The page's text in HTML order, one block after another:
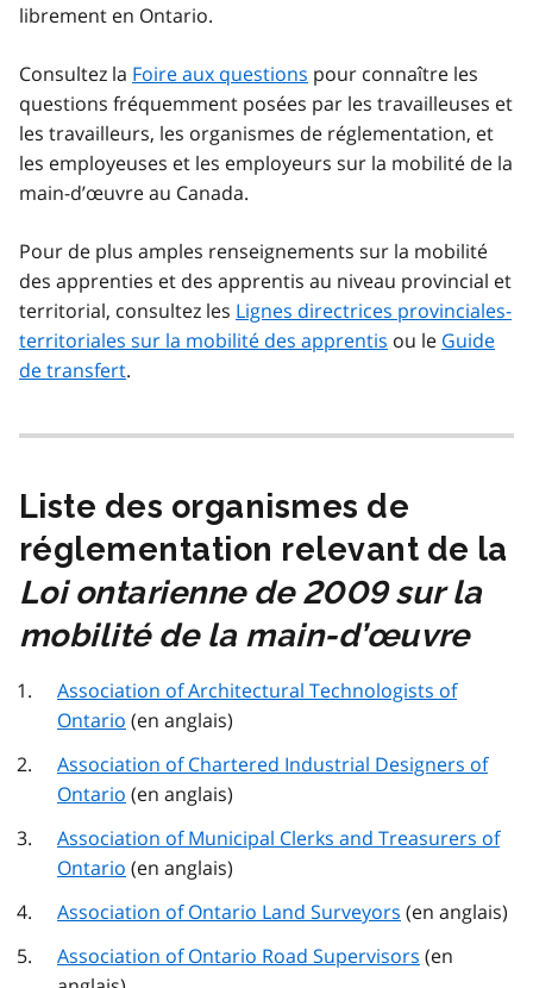
librement en Ontario.
Consultez la Foire aux questions pour connaître les
questions fréquemment posées par les travailleuses et
les travailleurs, les organismes de réglementation, et
les employeuses et les employeurs sur la mobilité de la
main-d’œuvre au Canada.
Pour de plus amples renseignements sur la mobilité
des apprenties et des apprentis au niveau provincial et
territorial, consultez les Lignes directrices provinciales-
territoriales sur la mobilité des apprentis ou le Guide
de transfert.
Liste des organismes de
réglementation relevant de la
Loi ontarienne de 2009 sur la
mobilité de la main-d’œuvre
Association of Architectural Technologists of
Ontario (en anglais)
Association of Chartered Industrial Designers of
Ontario (en anglais)
Association of Municipal Clerks and Treasurers of
Ontario (en anglais)
Association of Ontario Land Surveyors (en anglais)
Association of Ontario Road Supervisors (en